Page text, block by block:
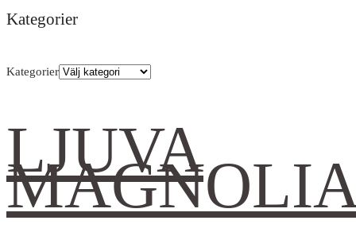
Kategorier
Kategorier
LJUVA